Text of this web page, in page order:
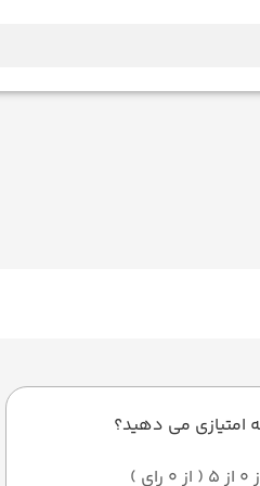
امتیازی می دهید؟
)